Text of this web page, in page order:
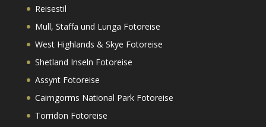
Reisestil
Mull, Staffa und Lunga Fotoreise
West Highlands & Skye Fotoreise
Shetland Inseln Fotoreise
Assynt Fotoreise
Cairngorms National Park Fotoreise
Torridon Fotoreise